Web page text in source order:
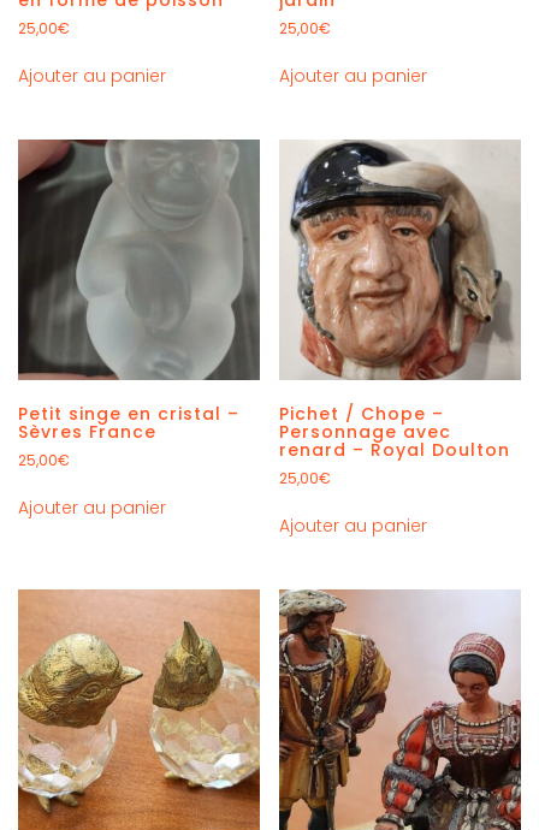
25,00€
Ajouter au panier
25,00€
Ajouter au panier
Petit singe en cristal –
Sèvres France
25,00€
Ajouter au panier
Pichet / Chope –
Personnage avec
renard – Royal Doulton
25,00€
Ajouter au panier